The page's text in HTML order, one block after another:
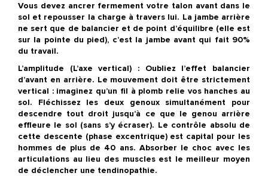
Vous devez ancrer fermement votre talon avant dans le
sol et repousser la charge à travers lui. La jambe arrière
ne sert que de balancier et de point d’équilibre (elle est
sur la pointe du pied), c’est la jambe avant qui fait 90%
du travail.
L’amplitude (L’axe vertical) : Oubliez l’effet balancier
d’avant en arrière. Le mouvement doit être strictement
vertical : imaginez qu’un fil à plomb relie vos hanches au
sol. Fléchissez les deux genoux simultanément pour
descendre tout droit jusqu’à ce que le genou arrière
effleure le sol (sans s’y écraser). Le contrôle absolu de
cette descente (phase excentrique) est capital pour les
hommes de plus de 40 ans. Absorber le choc avec les
articulations au lieu des muscles est le meilleur moyen
de déclencher une tendinopathie.